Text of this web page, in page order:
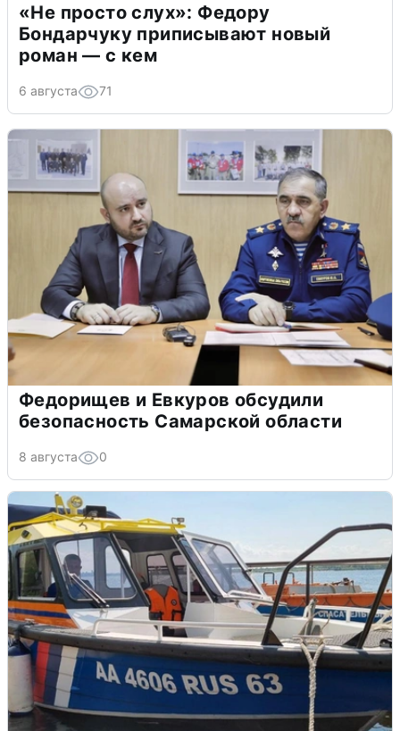
«Не просто слух»: Федору
Бондарчуку приписывают новый
роман — с кем
6 августа 71
Федорищев и Евкуров обсудили
безопасность Самарской области
8 августа 0